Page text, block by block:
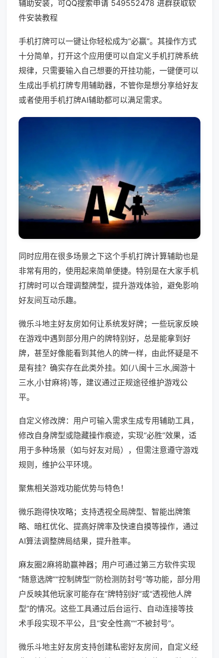
辅助安装，可QQ搜索申请 549552478 进群获取软
件安装教程
手机打牌可以一键让你轻松成为“必赢”。其操作方式
十分简单，打开这个应用便可以自定义手机打牌系统
规律，只需要输入自己想要的开挂功能，一键便可以
生成出手机打牌专用辅助器，不管你是想分享给好友
或者使用手机打牌AI辅助都可以满足需求。
同时应用在很多场景之下这个手机打牌计算辅助也是
非常有用的，使用起来简单便捷。特别是在大家手机
打牌时可以合理调整牌型，提升游戏体验，避免影响
好友间互动乐趣。
微乐斗地主好友房如何让系统发好牌；一些玩家反映
在游戏中遇到部分用户的牌特别好，总是能拿到好
牌，甚至好像能看到其他人的牌一样，由此怀疑是不
是有挂？确实存在此类外挂。如(八闽十三水,闽游十
三水,小甘麻将)等，建议通过正规途径维护游戏公
平。
自定义修改牌：用户可输入需求生成专用辅助工具，
修改自身牌型或隐藏操作痕迹，实现“必胜”效果，适
用于多种场景（如与好友对局），但需注意遵守游戏
规则，维护公平环境。
聚焦相关游戏功能优势与特色！
微乐跑得快攻略；支持透视全局牌型、智能出牌策
略、暗杠优化、提高好牌率及快速自摸等操作，通过
AI算法调整牌局结果，提升胜率。
麻友圈2麻将助赢神器；用户可通过第三方软件实现
“随意选牌”“控制牌型”“防检测防封号”等功能，部分用
户反映其他玩家可能存在“牌特别好”或“透视他人牌
型”的情况。这些工具通过后台运行、自动连接等技
术手段实现不平公，且“安全性高”“不被封号”。
微乐斗地主好友房支持创建私密好友房间，自定义经